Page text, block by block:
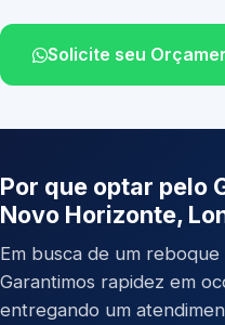
Solicite seu
Por que optar pelo
Novo Horizonte,
Em busca de um
Garantimos rapidez em
entregando um